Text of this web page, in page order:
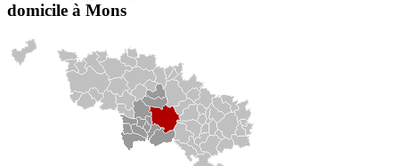
domicile à Mons